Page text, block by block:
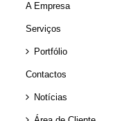
A Empresa
Serviços
Portfólio
Contactos
Notícias